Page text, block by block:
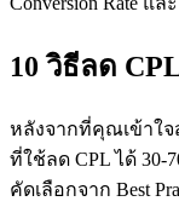
10 วิธีลด
หลังจากที่คุณเข้าใจ
ที่ใช้ลด CPL ได้ 30-
คัดเลือกจาก Best